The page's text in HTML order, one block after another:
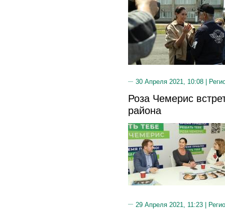
30 Апреля 2021, 10:08 |
Роза Чемерис
района
29 Апреля 2021, 11:23 |